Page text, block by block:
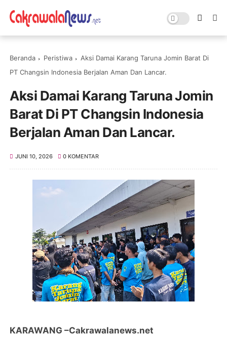
Beranda Peristiwa
Aksi Damai Karang Taruna Jomin Barat Di
PT Changsin Indonesia Berjalan Aman Dan Lancar.
Aksi Damai Karang Taruna Jomin
Barat Di PT Changsin Indonesia
Berjalan Aman Dan Lancar.
JUNI 10, 2026 0 KOMENTAR
KARAWANG –Cakrawalanews.net